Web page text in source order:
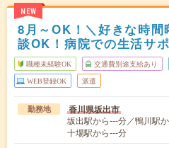
NEW
8月～OK！＼好きな時
談OK！病院での生活サポ
職種未経験OK 交通費別途支給あり
WEB登録OK 派遣
勤務地 香川県坂出市
坂出駅から---分／鴨川駅
十場駅から---分